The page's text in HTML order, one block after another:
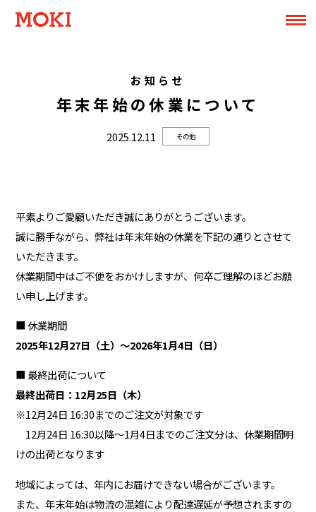
お知らせ
年末年始の休業について
2025.12.11 その他
平素よりご愛顧いただき誠にありがとうございます。
誠に勝手ながら、弊社は年末年始の休業を下記の通りとさせて
いただきます。
休業期間中はご不便をおかけしますが、何卒ご理解のほどお願
い申し上げます。
■ 休業期間
2025年12月27日（土）～2026年1月4日（日）
■ 最終出荷について
最終出荷日：12月25日（木）
※12月24日 16:30までのご注文が対象です
12月24日 16:30以降～1月4日までのご注文分は、休業期間明
けの出荷となります
地域によっては、年内にお届けできない場合がございます。
また、年末年始は物流の混雑により配達遅延が予想されますの